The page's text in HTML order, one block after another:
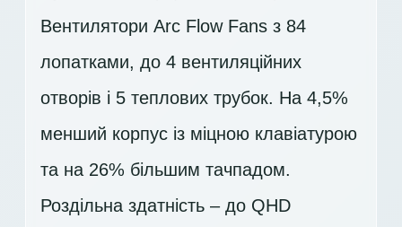
Вентилятори Arc Flow Fans з 84
лопатками, до 4 вентиляційних
отворів і 5 теплових трубок. На 4,5%
менший корпус із міцною клавіатурою
та на 26% більшим тачпадом.
Роздільна здатність – до QHD